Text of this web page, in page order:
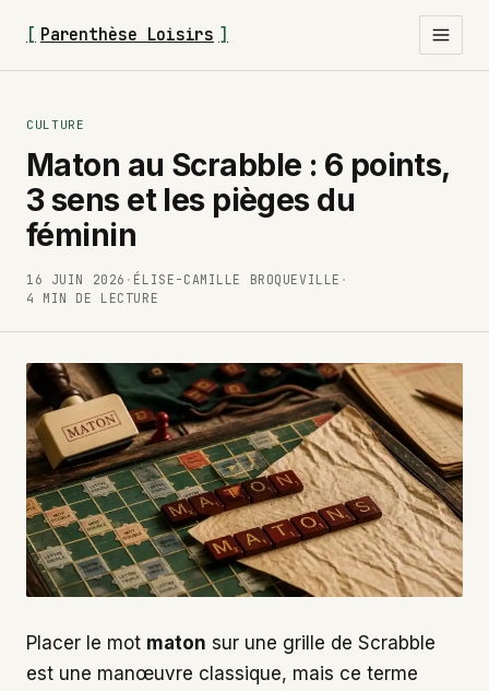
[ Parenthèse Loisirs ]
CULTURE
Maton au Scrabble : 6 points,
3 sens et les pièges du
féminin
16 JUIN 2026 · ÉLISE-CAMILLE BROQUEVILLE ·
4 MIN DE LECTURE
Placer le mot maton sur une grille de Scrabble
est une manœuvre classique, mais ce terme